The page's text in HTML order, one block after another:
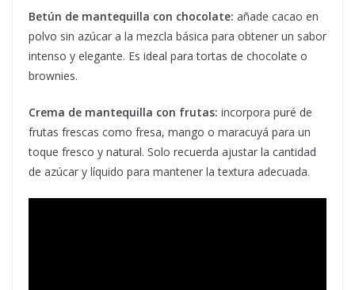
Betún de mantequilla con chocolate: añade cacao en
polvo sin azúcar a la mezcla básica para obtener un sabor
intenso y elegante. Es ideal para tortas de chocolate o
brownies.
Crema de mantequilla con frutas: incorpora puré de
frutas frescas como fresa, mango o maracuyá para un
toque fresco y natural. Solo recuerda ajustar la cantidad
de azúcar y líquido para mantener la textura adecuada.